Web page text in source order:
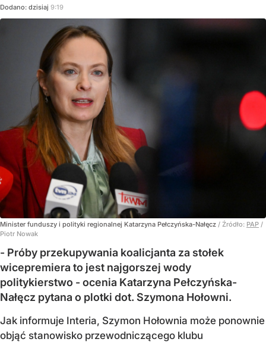
Dodano: dzisiaj 9:19
Minister funduszy i polityki regionalnej Katarzyna Pełczyńska-Nałęcz / Źródło: PAP /
Piotr Nowak
- Próby przekupywania koalicjanta za stołek
wicepremiera to jest najgorszej wody
politykierstwo - ocenia Katarzyna Pełczyńska-
Nałęcz pytana o plotki dot. Szymona Hołowni.
Jak informuje Interia, Szymon Hołownia może ponownie
objąć stanowisko przewodniczącego klubu